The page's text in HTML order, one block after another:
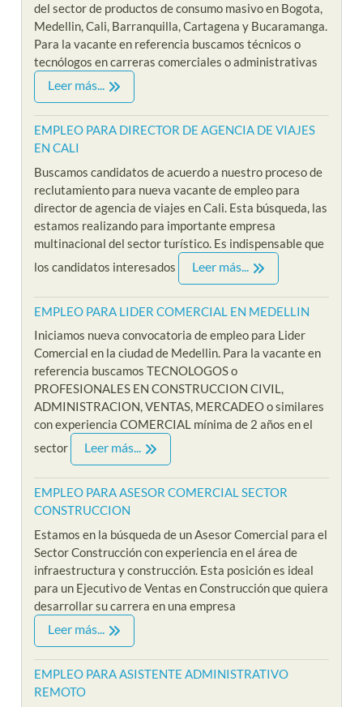
del sector de productos de consumo masivo en Bogota,
Medellin, Cali, Barranquilla, Cartagena y Bucaramanga.
Para la vacante en referencia buscamos técnicos o
tecnólogos en carreras comerciales o administrativas
Leer más...
EMPLEO PARA DIRECTOR DE AGENCIA DE VIAJES
EN CALI
Buscamos candidatos de acuerdo a nuestro proceso de
reclutamiento para nueva vacante de empleo para
director de agencia de viajes en Cali. Esta búsqueda, las
estamos realizando para importante empresa
multinacional del sector turístico. Es indispensable que
los candidatos interesados
Leer más...
EMPLEO PARA LIDER COMERCIAL EN MEDELLIN
Iniciamos nueva convocatoria de empleo para Lider
Comercial en la ciudad de Medellin. Para la vacante en
referencia buscamos TECNOLOGOS o
PROFESIONALES EN CONSTRUCCION CIVIL,
ADMINISTRACION, VENTAS, MERCADEO o similares
con experiencia COMERCIAL mínima de 2 años en el
sector
Leer más...
EMPLEO PARA ASESOR COMERCIAL SECTOR
CONSTRUCCION
Estamos en la búsqueda de un Asesor Comercial para el
Sector Construcción con experiencia en el área de
infraestructura y construcción. Esta posición es ideal
para un Ejecutivo de Ventas en Construcción que quiera
desarrollar su carrera en una empresa
Leer más...
EMPLEO PARA ASISTENTE ADMINISTRATIVO
REMOTO